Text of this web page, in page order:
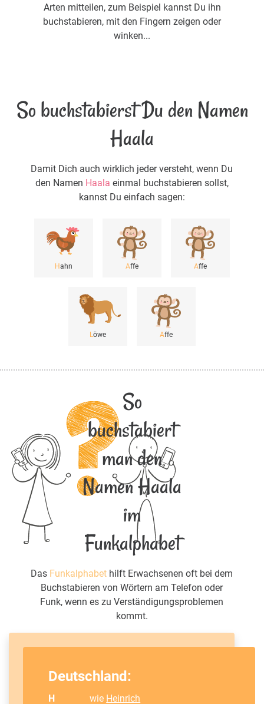
Arten mitteilen, zum Beispiel kannst Du ihn
buchstabieren, mit den Fingern zeigen oder
winken...
So buchstabierst Du den Namen
Haala
Damit Dich auch wirklich jeder versteht, wenn Du
den Namen Haala einmal buchstabieren sollst,
kannst Du einfach sagen:
Hahn Affe Affe
Löwe Affe
So
buchstabiert
man den
Namen Haala
im
Funkalphabet
Das Funkalphabet hilft Erwachsenen oft bei dem
Buchstabieren von Wörtern am Telefon oder
Funk, wenn es zu Verständigungsproblemen
kommt.
Deutschland:
H wie Heinrich